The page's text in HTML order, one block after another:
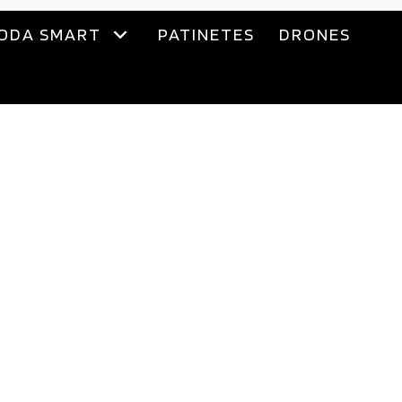
SMART PATINETES DRONES